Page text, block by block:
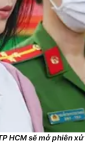
HCM sẽ mở phiên